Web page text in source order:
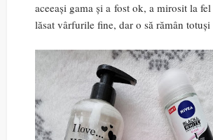
aceeași gama și a fost ok, a mirosit la
lăsat vârfurile fine, dar o să rămân totuși